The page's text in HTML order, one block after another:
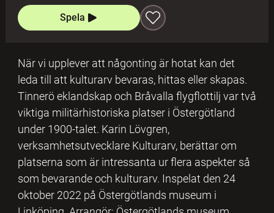
Spela
När vi upplever att någonting är hotat kan det
leda till att kulturarv bevaras, hittas eller skapas.
Tinnerö eklandskap och Bråvalla flygflottilj var två
viktiga militärhistoriska platser i Östergötland
under 1900-talet. Karin Lövgren,
verksamhetsutvecklare Kulturarv, berättar om
platserna som är intressanta ur flera aspekter så
som bevarande och kulturarv. Inspelat den 24
oktober 2022 på Östergötlands museum i